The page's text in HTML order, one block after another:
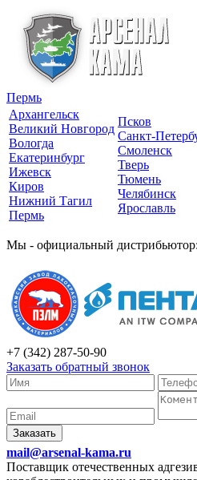
Пермь
Архангельск
Великий Новгород
Вологда
Екатеринбург
Ижевск
Киров
Нижний Тагил
Пермь
Псков
Санкт-
Смоленск
Тверь
Тюмень
Челябинск
Ярославль
Мы - официальный дистрибьютор:
+7 (342) 287-50-90
Заказать обратный звонок
Заказать
mail@arsenal-kama.ru
Поставщик отечественных